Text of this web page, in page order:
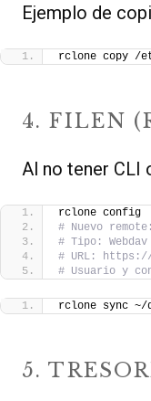
Ejemplo de
rclone copy /
4. FILEN
Al no tener CLI
rclone config
# Nuevo
# Tipo: Webdav
# URL:
# Usuario y
rclone sync
5.